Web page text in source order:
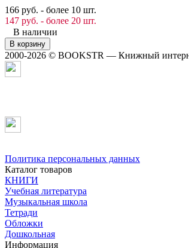
166 руб. - более 10 шт.
147 руб. - более 20 шт.
В наличии
В корзину
2000-2026 © BOOKSTR — Книжный
Политика персональных данных
Каталог товаров
КНИГИ
Учебная литература
Музыкальная школа
Тетради
Обложки
Дошкольная
Информация